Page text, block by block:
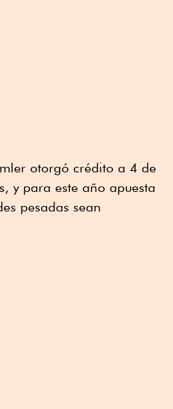
otorgó crédito a 4 de
y para este año apuesta
pesadas sean